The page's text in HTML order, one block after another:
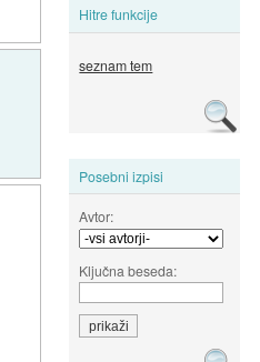
Hitre funkcije
seznam tem
Posebni izpisi
Avtor:
Ključna beseda: